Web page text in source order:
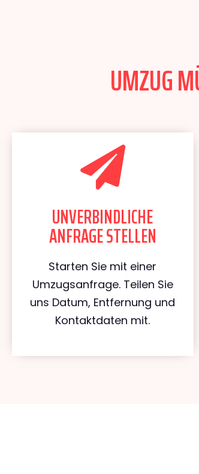
UMZUG
UNVERBINDLICHE
ANFRAGE STELLEN
Starten Sie mit einer
Umzugsanfrage. Teilen Sie
uns Datum, Entfernung und
Kontaktdaten mit.